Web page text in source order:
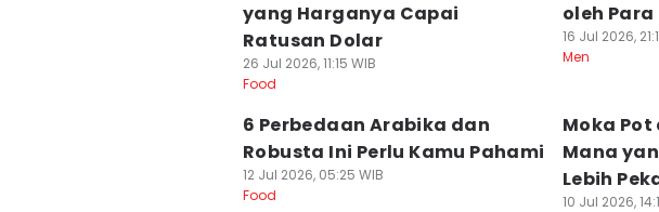
yang Harganya Capai
Ratusan Dolar
26 Jul 2026, 11:15 WIB
Food
oleh
16 Jul 2026,
Men
6 Perbedaan Arabika dan
Robusta Ini Perlu Kamu Pahami
12 Jul 2026, 05:25 WIB
Food
Moka Pot
Mana
Lebih
10 Jul 2026,